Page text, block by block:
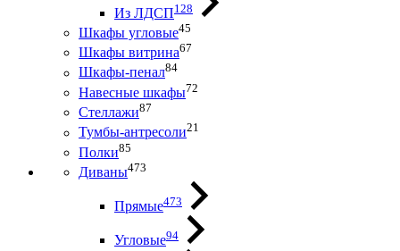
Из ЛДСП128
Шкафы угловые45
Шкафы витрина67
Шкафы-пенал84
Навесные шкафы72
Стеллажи87
Тумбы-антресоли21
Полки85
Диваны473
Прямые473
Угловые94